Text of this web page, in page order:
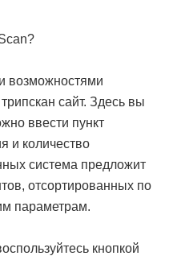
возможностями
сайт. Здесь вы
ввести пункт
и количество
система предложит
отсортированных по
параметрам.
кнопкой